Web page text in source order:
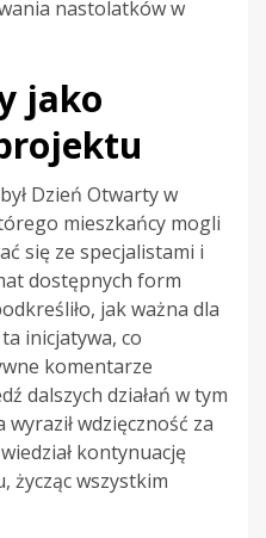
nastolatków w
jako
Dzień Otwarty w
mieszkańcy mogli
się ze specjalistami i
dostępnych form
jak ważna dla
inicjatywa, co
komentarze
dalszych działań w tym
wdzięczność za
kontynuację
życząc wszystkim